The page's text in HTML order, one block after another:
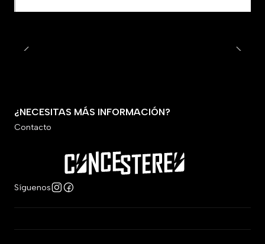
¿NECESITAS MÁS INFORMACIÓN?
Contacto
Síguenos